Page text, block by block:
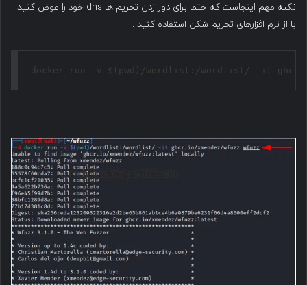
نکته مهم اینجاست که حتما برای دور زدن تحریم ها dns خود را عوض کنید
یا از نرم افزارهای تحریم شکن استفاده کنید .
docker run -v $(pwd)/wordlist:/wordlist/ -it